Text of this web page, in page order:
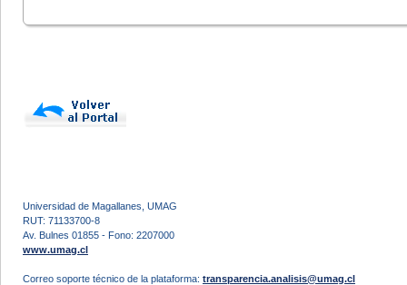
Universidad de Magallanes, UMAG
RUT: 71133700-8
Av. Bulnes 01855 - Fono: 2207000
www.umag.cl
Correo soporte técnico de la plataforma: transparencia.analisis@umag.cl